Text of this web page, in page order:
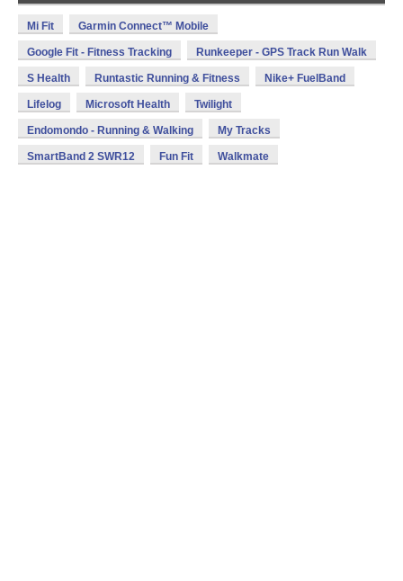
Mi Fit Garmin Connect™ Mobile
Google Fit - Fitness Tracking Runkeeper - GPS Track Run Walk
S Health Runtastic Running & Fitness Nike+ FuelBand
Lifelog Microsoft Health Twilight
Endomondo - Running & Walking My Tracks
SmartBand 2 SWR12 Fun Fit Walkmate